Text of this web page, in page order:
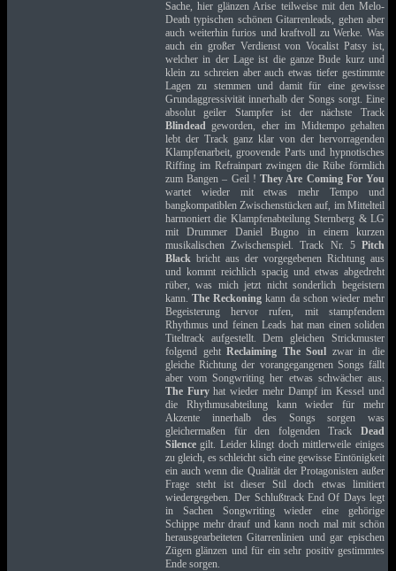
Sache, hier glänzen Arise teilweise mit den Melo-
Death typischen schönen Gitarrenleads, gehen aber
auch weiterhin furios und kraftvoll zu Werke. Was
auch ein großer Verdienst von Vocalist Patsy ist,
welcher in der Lage ist die ganze Bude kurz und
klein zu schreien aber auch etwas tiefer gestimmte
Lagen zu stemmen und damit für eine gewisse
Grundaggressivität innerhalb der Songs sorgt. Eine
absolut geiler Stampfer ist der nächste Track
Blindeadgeworden, eher im Midtempo gehalten
lebt der Track ganz klar von der hervorragenden
Klampfenarbeit, groovende Parts und hypnotisches
Riffing im Refrainpart zwingen die Rübe förmlich
zum Bangen – Geil !They Are Coming For You
wartet wieder mit etwas mehr Tempo und
bangkompatiblen Zwischenstücken auf, im Mittelteil
harmoniert die Klampfenabteilung Sternberg & LG
mit Drummer Daniel Bugno in einem kurzen
musikalischen Zwischenspiel. Track Nr. 5 Pitch
Black bricht aus der vorgegebenen Richtung aus
und kommt reichlich spacig und etwas abgedreht
rüber, was mich jetzt nicht sonderlich begeistern
kann.The Reckoningkann da schon wieder mehr
Begeisterung hervor rufen, mit stampfendem
Rhythmus und feinen Leads hat man einen soliden
Titeltrack aufgestellt. Dem gleichen Strickmuster
folgend gehtReclaiming The Soul zwar in die
gleiche Richtung der vorangegangenen Songs fällt
aber vom Songwriting her etwas schwächer aus.
The Furyhat wieder mehr Dampf im Kessel und
die Rhythmusabteilung kann wieder für mehr
Akzente innerhalb des Songs sorgen was
gleichermaßen für den folgenden Track Dead
Silencegilt. Leider klingt doch mittlerweile einiges
zu gleich, es schleicht sich eine gewisse Eintönigkeit
ein auch wenn die Qualität der Protagonisten außer
Frage steht ist dieser Stil doch etwas limitiert
wiedergegeben. Der Schlußtrack End Of Days legt
in Sachen Songwriting wieder eine gehörige
Schippe mehr drauf und kann noch mal mit schön
herausgearbeiteten Gitarrenlinien und gar epischen
Zügen glänzen und für ein sehr positiv gestimmtes
Ende sorgen.